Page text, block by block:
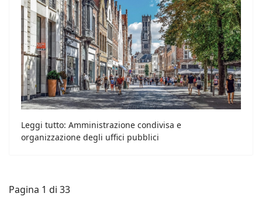
Leggi tutto: Amministrazione condivisa e
organizzazione degli uffici pubblici
Pagina 1 di 33